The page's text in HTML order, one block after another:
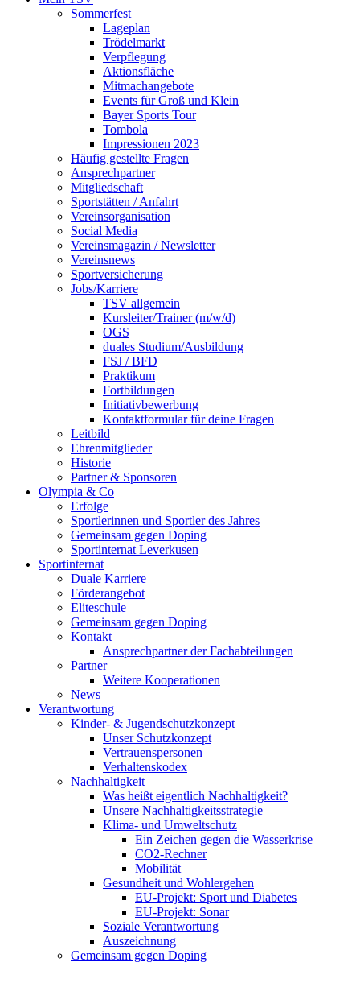
Sommerfest
Lageplan
Trödelmarkt
Verpflegung
Aktionsfläche
Mitmachangebote
Events für Groß und Klein
Bayer Sports Tour
Tombola
Impressionen 2023
Häufig gestellte Fragen
Ansprechpartner
Mitgliedschaft
Sportstätten / Anfahrt
Vereinsorganisation
Social Media
Vereinsmagazin / Newsletter
Vereinsnews
Sportversicherung
Jobs/Karriere
TSV allgemein
Kursleiter/Trainer (m/w/d)
OGS
duales Studium/Ausbildung
FSJ / BFD
Praktikum
Fortbildungen
Initiativbewerbung
Kontaktformular für deine Fragen
Leitbild
Ehrenmitglieder
Historie
Partner & Sponsoren
Olympia & Co
Erfolge
Sportlerinnen und Sportler des Jahres
Gemeinsam gegen Doping
Sportinternat Leverkusen
Sportinternat
Duale Karriere
Förderangebot
Eliteschule
Gemeinsam gegen Doping
Kontakt
Ansprechpartner der Fachabteilungen
Partner
Weitere Kooperationen
News
Verantwortung
Kinder- & Jugendschutzkonzept
Unser Schutzkonzept
Vertrauenspersonen
Verhaltenskodex
Nachhaltigkeit
Was heißt eigentlich Nachhaltigkeit?
Unsere Nachhaltigkeitsstrategie
Klima- und Umweltschutz
Ein Zeichen gegen die Wasserkrise
CO2-Rechner
Mobilität
Gesundheit und Wohlergehen
EU-Projekt: Sport und Diabetes
EU-Projekt: Sonar
Soziale Verantwortung
Auszeichnung
Gemeinsam gegen Doping